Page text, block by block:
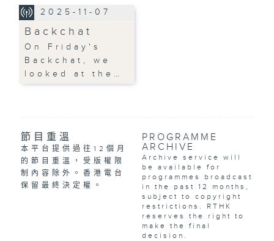
2025-11-07
Backchat
On Friday's
Backchat, we
looked at the…
節目重溫
本平台提供過往12個月
的節目重溫，受版權限
制內容除外。香港電台
保留最終決定權。
PROGRAMME
ARCHIVE
Archive service will
be available for
programmes broadcast
in the past 12 months,
subject to copyright
restrictions. RTHK
reserves the right to
make the final
decision.